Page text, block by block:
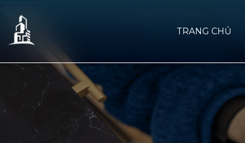
TRANG CHỦ